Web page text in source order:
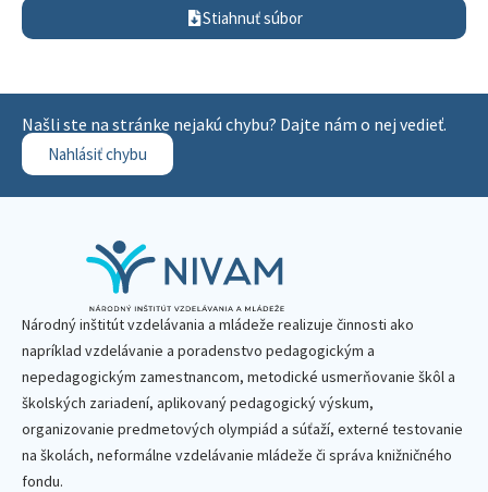
Stiahnuť súbor
Našli ste na stránke nejakú chybu? Dajte nám o nej vedieť.
Nahlásiť chybu
Národný inštitút vzdelávania a mládeže realizuje činnosti ako
napríklad vzdelávanie a poradenstvo pedagogickým a
nepedagogickým zamestnancom, metodické usmerňovanie škôl a
školských zariadení, aplikovaný pedagogický výskum,
organizovanie predmetových olympiád a súťaží, externé testovanie
na školách, neformálne vzdelávanie mládeže či správa knižničného
fondu.